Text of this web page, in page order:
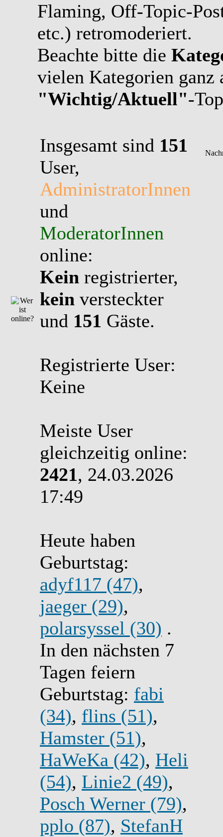
Flaming, Off-Topic-
etc.) retromoderiert.
Beachte bitte die
vielen Kategorien ganz
"Wichtig/Aktuell"-
Insgesamt sind 151
User,
AdministratorInnen
und
ModeratorInnen
online:
Kein registrierter,
kein versteckter
und 151 Gäste.
Registrierte User:
Keine
Meiste User
gleichzeitig online:
2421, 24.03.2026
17:49
Heute haben
Geburtstag:
adyf117 (47),
jaeger (29),
polarsyssel (30) .
In den nächsten 7
Tagen feiern
Geburtstag: fabi
(34), flins (51),
Hamster (51),
HaWeKa (42), Heli
(54), Linie2 (49),
Posch Werner (79),
pplo (87), StefanH